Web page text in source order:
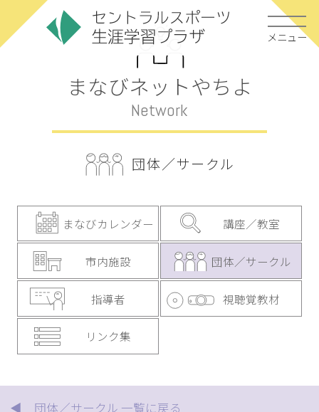
メニュー
まなびネットやちよ
Network
団体／サークル
まなびカレンダー 講座／教室
市内施設 団体／サークル
指導者 視聴覚教材
リンク集
◀ 団体／サークル 一覧に戻る